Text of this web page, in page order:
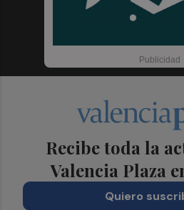
Recibe toda la
Valencia Plaza
Quiero